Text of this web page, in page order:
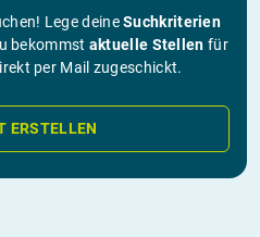
Lege deineSuchkriterien
bekommst aktuelle Stellen für
per Mail zugeschickt.
ERSTELLEN